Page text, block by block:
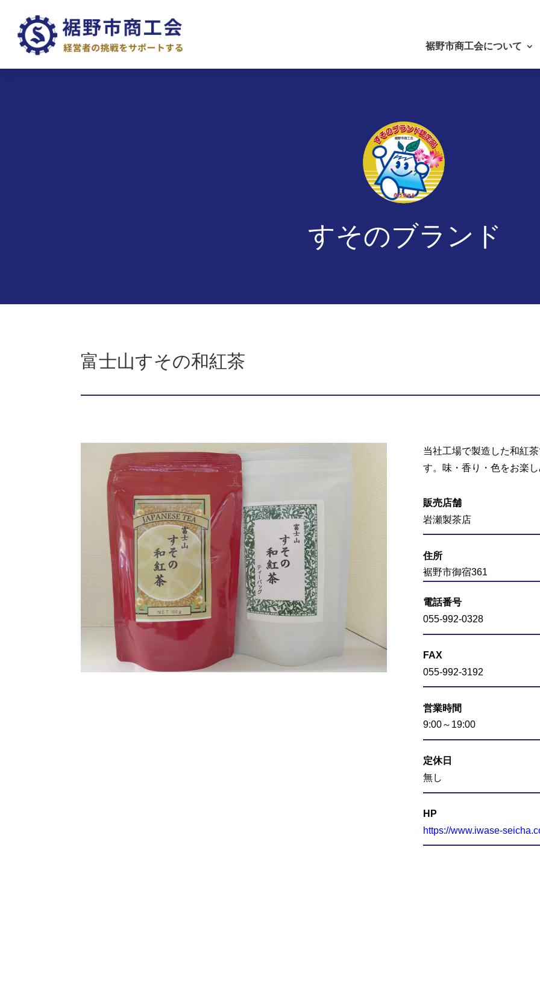
裾野市商工会について
すそのブランド
富士山すその和紅茶
当社工場で製造した和紅
す。味・香り・色をお楽
販売店舗
岩瀬製茶店
住所
裾野市御宿361
電話番号
055-992-0328
FAX
055-992-3192
営業時間
9:00～19:00
定休日
無し
HP
https://www.iwase-